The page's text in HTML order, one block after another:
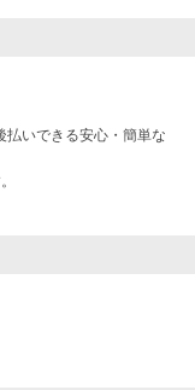
払いできる安心・簡単な